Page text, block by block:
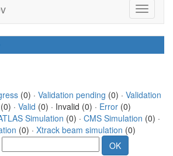
(0) · Validation pending (0) · Validation
(0) · Valid (0) · Invalid (0) · Error (0)
Simulation (0) · CMS Simulation (0) ·
(0) · Xtrack beam simulation (0)